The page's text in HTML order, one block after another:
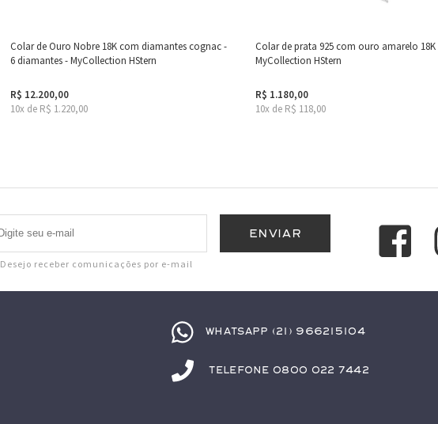
Colar de Ouro Nobre 18K com diamantes cognac -
6 diamantes - MyCollection HStern
R$ 12.200,00
10x de R$ 1.220,00
Colar de prata 925 com ouro amarelo 18K
MyCollection HStern
R$ 1.180,00
10x de R$ 118,00
Desejo receber comunicações por e-mail
Whatsapp (21) 966215104
Telefone 0800 022 7442